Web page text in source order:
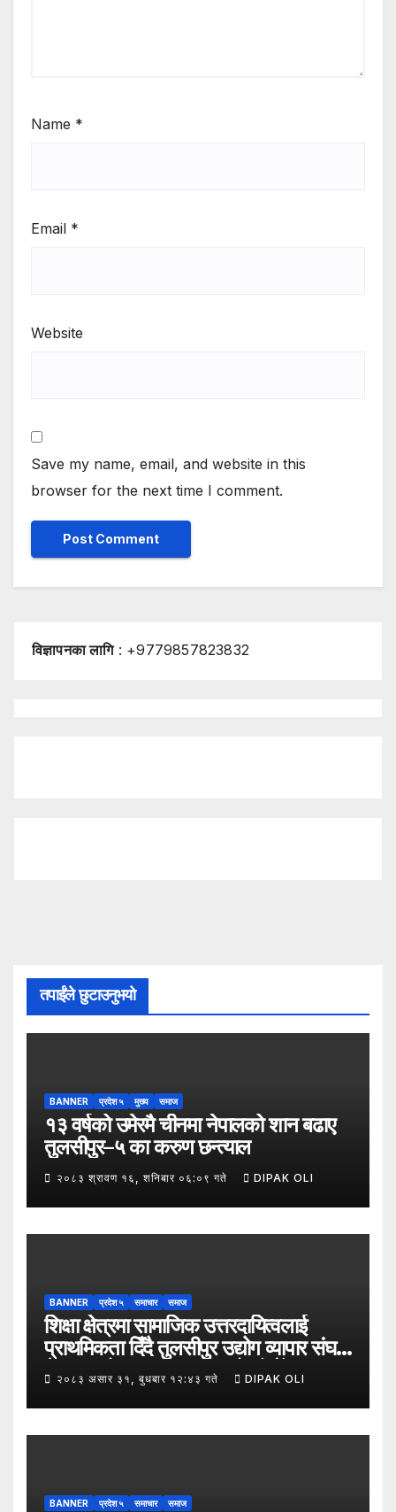
Name *
Email *
Website
Save my name, email, and website in this
browser for the next time I comment.
विज्ञापनका लागि: +9779857823832
तपाईंले छुटाउनुभयो
BANNER प्रदेश ५ मुख्य समाज
१३ वर्षको उमेरमै चीनमा नेपालको शान बढाए
तुलसीपुर–५ का करुण छन्त्याल
२०८३ श्रावण १६, शनिबार ०६:०९ गते DIPAK OLI
BANNER प्रदेश ५ समाचार समाज
शिक्षा क्षेत्रमा सामाजिक उत्तरदायित्वलाई
प्राथमिकता दिँदै तुलसीपुर उद्योग व्यापार संघले
नेपाल उद्योग व्यापार महासंघको पाँचौँ स्थापना
दिवसको अवसर पारेर तुलसीपुर
उपमहानगरपालिका–५, गैरापातु स्थित श्री
जनश्रमिक आ बि विद्यालयका विद्यार्थीहरूलाई
२०८३ असार ३१, बुधबार १२:४३ गते DIPAK OLI
BANNER प्रदेश ५ समाचार समाज